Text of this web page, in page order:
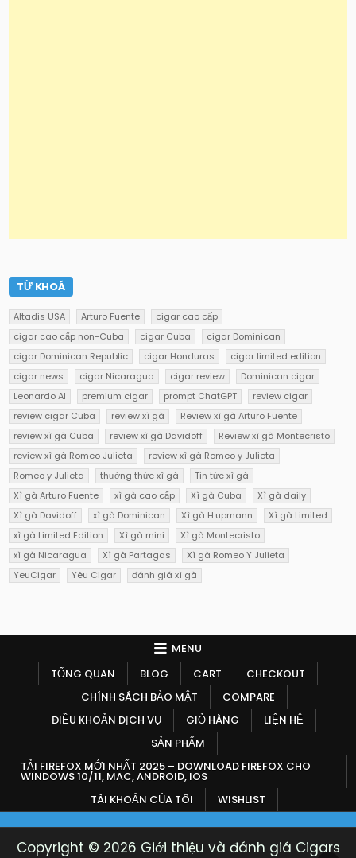
TỪ KHOÁ
Altadis USA Arturo Fuente
cigar cao cấp
cigar cao cấp non-Cuba
cigar Cuba
cigar Dominican
cigar Dominican Republic
cigar Honduras
cigar limited edition
cigar news
cigar Nicaragua cigar review
Dominican cigar
Leonardo AI
premium cigar prompt ChatGPT
review cigar
review cigar Cuba
review xì gà
Review xì gà Arturo Fuente
review xì gà Cuba
review xì gà Davidoff
Review xì gà Montecristo
review xì gà Romeo Julieta
review xì gà Romeo y Julieta
Romeo y Julieta
thưởng thức xì gà
Tin tức xì gà
Xì gà Arturo Fuente
xì gà cao cấp Xì gà Cuba
Xì gà daily
Xì gà Davidoff
xì gà Dominican Xì gà H.upmann
Xì gà Limited
xì gà Limited Edition
Xì gà mini
Xì gà Montecristo
xì gà Nicaragua
Xì gà Partagas
Xì gà Romeo Y Julieta
YeuCigar
Yêu Cigar đánh giá xì gà
MENU
TỔNG QUAN
BLOG CART
CHECKOUT
CHÍNH SÁCH BẢO MẬT
COMPARE
ĐIỀU KHOẢN DỊCH VỤ
GIỎ HÀNG
LIỆN HỆ
SẢN PHẨM
TẢI FIREFOX MỚI NHẤT 2025 – DOWNLOAD FIREFOX CHO
WINDOWS 10/11, MAC, ANDROID, IOS
TÀI KHOẢN CỦA TÔI
WISHLIST
Copyright © 2026 Giới thiệu và đánh giá Cigars